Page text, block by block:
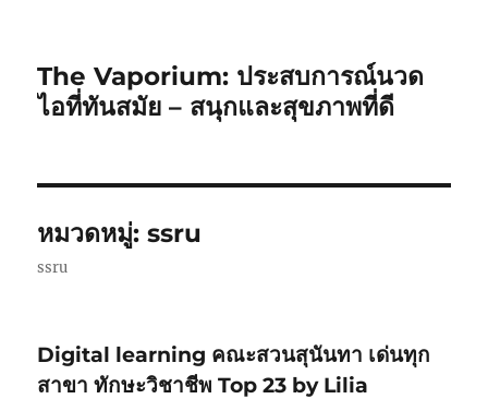
The Vaporium: ประสบการณ์นวด
ไอที่ทันสมัย – สนุกและสุขภาพที่ดี
หมวดหมู่:ssru
ssru
Digital learning คณะสวนสุนันทา เด่นทุก
สาขา ทักษะวิชาชีพ Top 23 by Lilia